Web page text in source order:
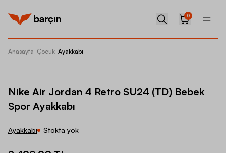
0
Anasayfa-Çocuk-Ayakkabı
Nike Air Jordan 4 Retro SU24 (TD) Bebek
Spor Ayakkabı
Ayakkabı Stokta yok